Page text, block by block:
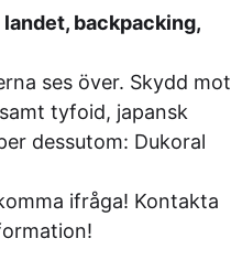
backpacking,
ses över. Skydd mot
tyfoid, japansk
dessutom: Dukoral
ifråga! Kontakta